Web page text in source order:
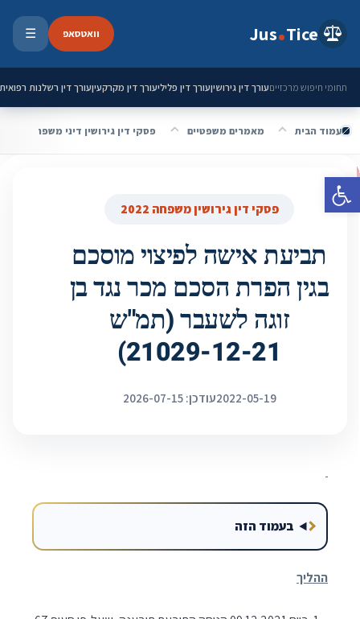
פתח סרגל נגישות
Jus Tice וואטסאפ ☰
תחומי חיפוש מרכזייםעורך דין גירושיןעורך דין פליליעורך דין מקרקעיןעורך דין רשלנות רפואית
עמוד הבית מאמרים משפטיים פסקי דין גירושין דיני משפחה 2022
פסקי דין גירושין משפחה 2022
תביעת אישה לפיצוי מוסכם
בגין הפרת הסכם מכר נגד בן
זוגה לשעבר (תמ"ש
21029-12-21)
2022-05-19עודכן: 2026-07-15
בעמוד הזה
ההליך